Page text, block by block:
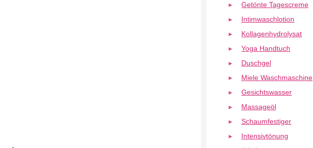
Getönte Tagescreme
Intimwaschlotion
Kollagenhydrolysat
Yoga Handtuch
Duschgel
Miele Waschmaschine
Gesichtswasser
Massageöl
Schaumfestiger
Intensivtönung